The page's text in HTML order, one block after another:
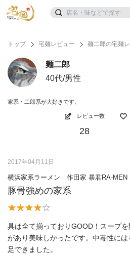
トップ 宅麺レビュー 麺二郎の宅麺
麺二郎
40代/男性
家系・二郎系が大好きです。
レビュー数
28
2017年04月11日
横浜家系ラーメン 作田家 暴君RA-MEN
豚骨強めの家系
具は全て揃っておりGOOD！スープ
があり美味しかったです。中毒性に
足できました。